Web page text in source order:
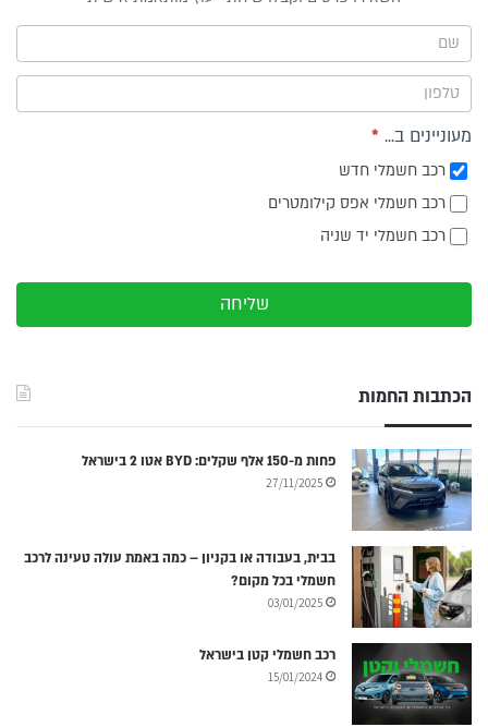
תפריט
צד
מעוניינים ב... *
רכב חשמלי חדש
רכב חשמלי אפס קילומטרים
רכב חשמלי יד שניה
שליחה
הכתבות החמות
פחות מ-150 אלף שקלים: BYD אטו 2 בישראל
27/11/2025
בבית, בעבודה או בקניון – כמה באמת עולה טעינה לרכב
חשמלי בכל מקום?
03/01/2025
רכב חשמלי קטן בישראל
15/01/2024